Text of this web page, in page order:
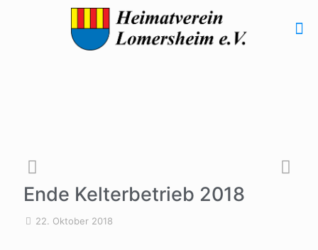
Ende Kelterbetrieb 2018
22. Oktober 2018